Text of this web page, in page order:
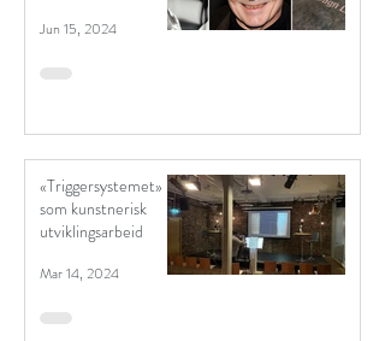
Jun 15, 2024
«Triggersystemet»
som kunstnerisk
utviklingsarbeid
Mar 14, 2024